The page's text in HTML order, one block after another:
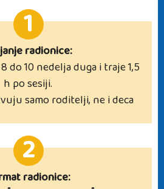
1
radionice:
do 10 nedelja duga i traje 1,5
h po sesiji.
samo roditelji, ne i deca
2
radionice: